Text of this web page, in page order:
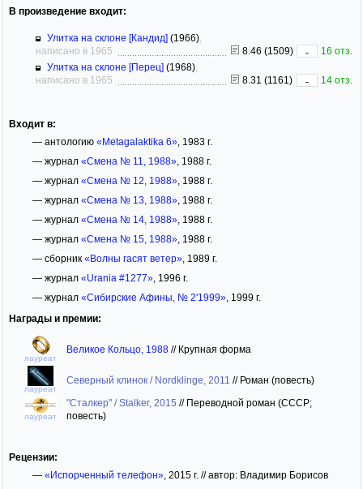
В произведение входит:
Улитка на склоне [Кандид] (1966)
написано в 1965
8.46 (1509) -
16 отз.
Улитка на склоне [Перец] (1968)
написано в 1965
8.31 (1161) - 14 отз.
Входит в:
— антологию «Metagalaktika 6», 1983 г.
— журнал «Смена № 11, 1988», 1988 г.
— журнал «Смена № 12, 1988», 1988 г.
— журнал «Смена № 13, 1988», 1988 г.
— журнал «Смена № 14, 1988», 1988 г.
— журнал «Смена № 15, 1988», 1988 г.
— сборник «Волны гасят ветер», 1989 г.
— журнал «Urania #1277», 1996 г.
— журнал «Сибирские Афины, № 2'1999», 1999 г.
Награды и премии:
лауреат
Великое Кольцо, 1988 // Крупная форма
лауреат
Северный клинок / Nordklinge, 2011 // Роман (повесть)
лауреат
"Сталкер" / Stalker, 2015 // Переводной роман (СССР;
повесть)
Рецензии:
— «Испорченный телефон», 2015 г. // автор: Владимир Борисов